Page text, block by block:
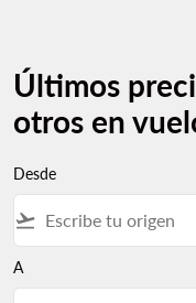
Últimos
otros en
Desde
flight_takeoff
A